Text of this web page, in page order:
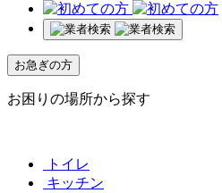
お急ぎの方
お困りの場所から探す
トイレ
キッチン